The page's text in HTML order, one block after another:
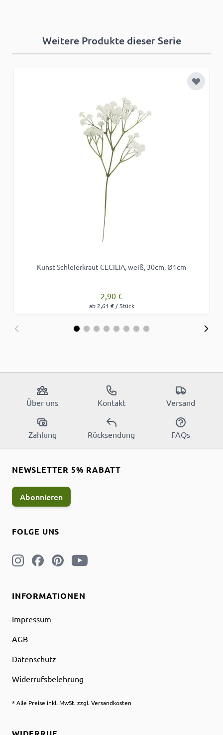
Weitere Produkte dieser Serie
Zur
Kunst Schleierkraut CECILIA, weiß, 30cm, Ø1cm
2,90 €
ab 2,61 € / Stück
Über uns Kontakt Versand
Zahlung Rücksendung FAQs
INFORMATIONEN
Impressum
AGB
Datenschutz
Widerrufsbelehrung
* Alle Preise inkl. MwSt. zzgl. Versandkosten
FOLGE UNS
NEWSLETTER 5% RABATT
Abonnieren